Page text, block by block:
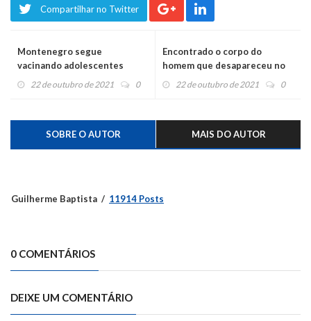
Compartilhar no Twitter
Montenegro segue
vacinando adolescentes
22 de outubro de 2021 0
Encontrado o corpo do
homem que desapareceu no
rio perto das pontes do
22 de outubro de 2021 0
SOBRE O AUTOR MAIS DO AUTOR
Guilherme Baptista 11914 Posts
0 COMENTÁRIOS
DEIXE UM COMENTÁRIO